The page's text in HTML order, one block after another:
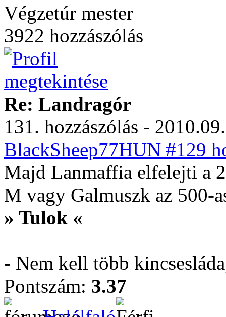
Végzetúr mester
3922 hozzászólás
Re: Landragór
131. hozzászólás -
BlackSheep77HUN #129
Majd Lanmaffia elfelejti a
M vagy Galmuszk az
» Tulok «
- Nem kell több
Pontszám: 3.37